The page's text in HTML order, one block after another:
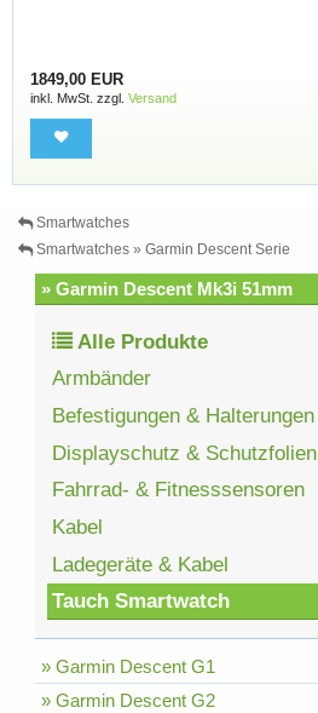
1849,00 EUR
inkl. MwSt. zzgl. Versand
Smartwatches
Smartwatches » Garmin Descent Serie
» Garmin Descent Mk3i 51mm
Alle Produkte
Armbänder
Befestigungen & Halterungen
Displayschutz & Schutzfolien
Fahrrad- & Fitnesssensoren
Kabel
Ladegeräte & Kabel
Tauch Smartwatch
» Garmin Descent G1
» Garmin Descent G2